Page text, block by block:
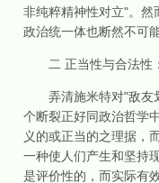
非纯粹精神性对立"。然
政治统一体也断然不可
二 正当性与合法性：
弄清施米特对"敌友划
个断裂正好同政治哲学
义的或正当的之理据，
一种使人们产生和坚持
是评价性的，而实际有